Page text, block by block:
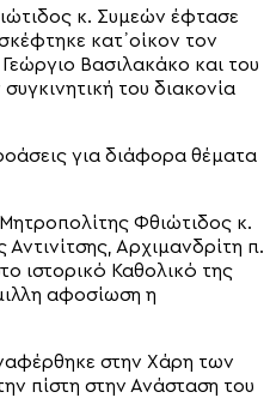
κ. Συμεών έφτασε
κατ᾽οίκον τον
Βασιλακάκο και του
του διακονία
για διάφορα θέματα
Φθιώτιδος κ.
Αρχιμανδρίτη π.
ιστορικό Καθολικό της
αφοσίωση η
στην Χάρη των
πίστη στην Ανάσταση του